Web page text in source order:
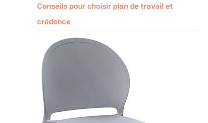
Conseils pour choisir plan de travail et
crédence